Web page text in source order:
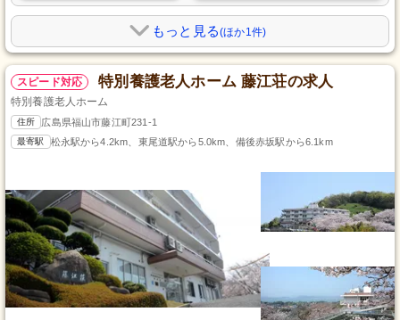
もっと見る(ほか1件)
スピード対応 特別養護老人ホーム 藤江荘の求人
特別養護老人ホーム
住所 広島県福山市藤江町231-1
最寄駅 松永駅から4.2km、東尾道駅から5.0km、備後赤坂駅から6.1km